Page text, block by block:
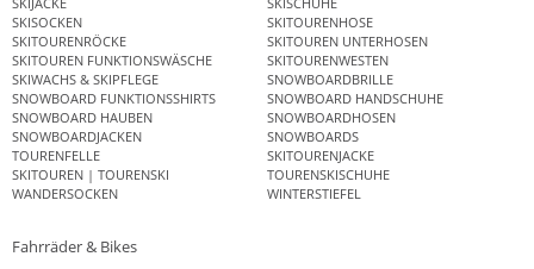
SKISOCKEN
SKITOURENHOSE
SKITOURENRÖCKE
SKITOUREN UNTERHOSEN
SKITOUREN FUNKTIONSWÄSCHE
SKITOURENWESTEN
SKIWACHS & SKIPFLEGE
SNOWBOARDBRILLE
SNOWBOARD FUNKTIONSSHIRTS
SNOWBOARD HANDSCHUHE
SNOWBOARD HAUBEN
SNOWBOARDHOSEN
SNOWBOARDJACKEN
SNOWBOARDS
TOURENFELLE
SKITOURENJACKE
SKITOUREN | TOURENSKI
TOURENSKISCHUHE
WANDERSOCKEN
WINTERSTIEFEL
Fahrräder & Bikes